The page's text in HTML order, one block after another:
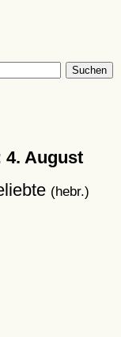
Suchen
August
(hebr.)